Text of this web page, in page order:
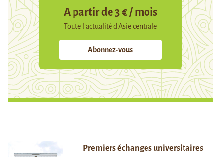
A partir de 3 € / mois
Toute l’actualité d’Asie centrale
Abonnez-vous
Premiers échanges universitaires